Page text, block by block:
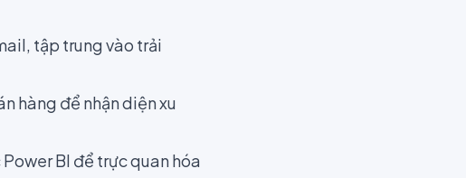
tập trung vào trải
hàng để nhận diện xu
BI để trực quan hóa